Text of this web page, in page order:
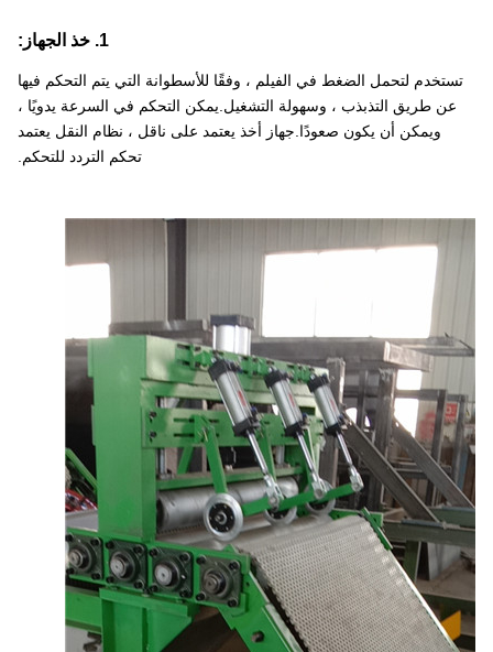
1. خذ الجهاز:
تستخدم لتحمل الضغط في الفيلم ، وفقًا للأسطوانة التي يتم التحكم فيها
عن طريق التذبذب ، وسهولة التشغيل.يمكن التحكم في السرعة يدويًا ،
ويمكن أن يكون صعودًا.جهاز أخذ يعتمد على ناقل ، نظام النقل يعتمد
تحكم التردد للتحكم.